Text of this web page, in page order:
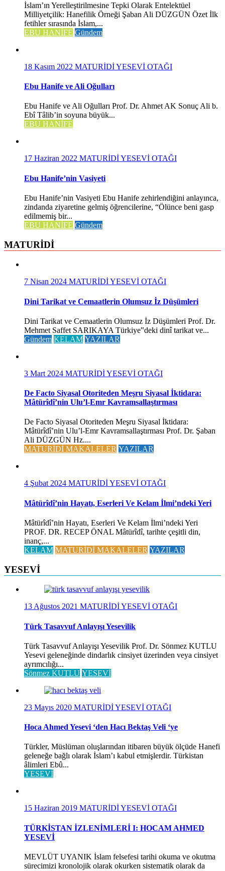
İslam’ın Yerelleştirilmesine Tepki Olarak Entelektüel
Milliyetçilik: Hanefilik Örneği Şaban Ali DÜZGÜN Özet İlk
fetihler sırasında İslam,...
EBU HANİFE Gündem
18 Kasım 2022 MATURİDİ YESEVİ OTAĞI
Ebu Hanife ve Ali Oğulları
Ebu Hanife ve Ali Oğulları Prof. Dr. Ahmet AK Sonuç Ali b.
Ebî Tâlib’in soyuna büyük...
EBU HANİFE
17 Haziran 2022 MATURİDİ YESEVİ OTAĞI
Ebu Hanife’nin Vasiyeti
Ebu Hanife’nin Vasiyeti Ebu Hanife zehirlendiğini anlayınca,
zindanda ziyaretine gelmiş öğrencilerine, “Ölünce beni gasp
edilmemiş bir...
EBU HANİFE Gündem
MATURİDİ
7 Nisan 2024 MATURİDİ YESEVİ OTAĞI
Dini Tarikat ve Cemaatlerin Olumsuz İz Düşümleri
Dini Tarikat ve Cemaatlerin Olumsuz İz Düşümleri Prof. Dr.
Mehmet Saffet SARIKAYA Türkiye‟deki dinî tarikat ve...
Gündem KELAM YAZILAR
3 Mart 2024 MATURİDİ YESEVİ OTAĞI
De Facto Siyasal Otoriteden Meşru Siyasal İktidara:
Mâtürîdî’nin Ulu’l-Emr Kavramsallaştırması
De Facto Siyasal Otoriteden Meşru Siyasal İktidara:
Mâtürîdî’nin Ulu’l-Emr Kavramsallaştırması Prof. Dr. Şaban
Ali DÜZGÜN Hz....
MATURİDİ MAKALELER YAZILAR
4 Şubat 2024 MATURİDİ YESEVİ OTAĞI
Mâtürîdî’nin Hayatı, Eserleri Ve Kelam İlmi’ndeki Yeri
Mâtürîdî’nin Hayatı, Eserleri Ve Kelam İlmi’ndeki Yeri
PROF. DR. RECEP ÖNAL Mâtürîdî, tarihte çeşitli din,
inanç,...
KELAM MATURİDİ MAKALELER YAZILAR
YESEVİ
13 Ağustos 2021 MATURİDİ YESEVİ OTAĞI
Türk Tasavvuf Anlayışı Yesevilik
Türk Tasavvuf Anlayışı Yesevilik Prof. Dr. Sönmez KUTLU
Yesevi geleneğinde dindarlık cinsiyet üzerinden veya cinsiyet
ayrımcılığı...
Sönmez KUTLU YESEVİ
23 Mayıs 2020 MATURİDİ YESEVİ OTAĞI
Hoca Ahmed Yesevi ‘den Hacı Bektaş Veli ‘ye
Türkler, Müslüman oluşlarından itibaren büyük ölçüde Hanefi
geleneğe bağlı olarak İslam’ı kabul etmişlerdir. Türkistan
âlimleri Ebû...
YESEVİ
15 Haziran 2019 MATURİDİ YESEVİ OTAĞI
TÜRKİSTAN İZLENİMLERİ I: HOCAM AHMED
YESEVİ
MEVLÜT UYANIK İslam felsefesi tarihi okuma ve okutma
sürecimizi kronolojik olarak okurken sistematik olarak da